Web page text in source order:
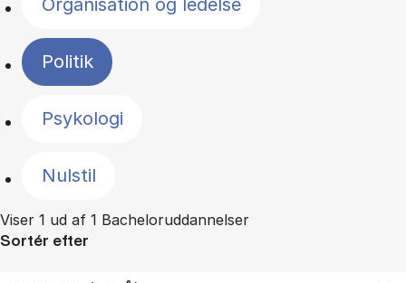
Organisation og ledelse
Politik
Psykologi
Nulstil
Viser 1 ud af 1 Bacheloruddannelser
Sortér efter